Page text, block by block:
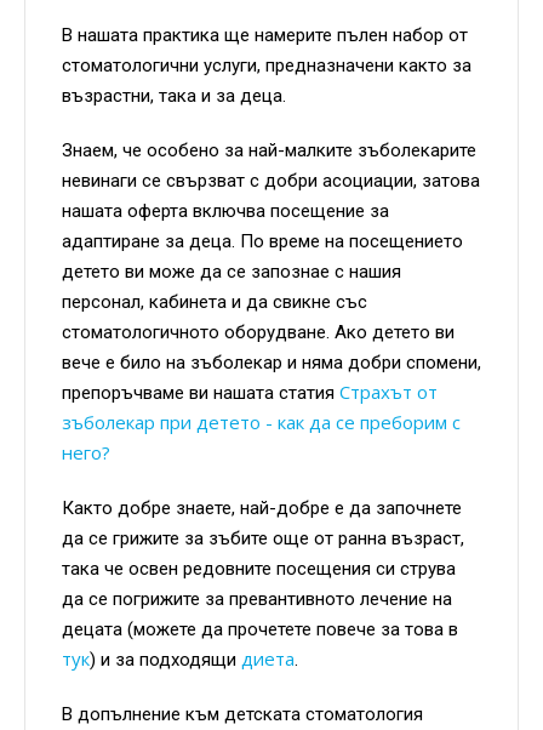
В нашата практика ще намерите пълен набор от
стоматологични услуги, предназначени както за
възрастни, така и за деца.
Знаем, че особено за най-малките зъболекарите
невинаги се свързват с добри асоциации, затова
нашата оферта включва посещение за
адаптиране за деца. По време на посещението
детето ви може да се запознае с нашия
персонал, кабинета и да свикне със
стоматологичното оборудване. Ако детето ви
вече е било на зъболекар и няма добри спомени,
препоръчваме ви нашата статия Страхът от
зъболекар при детето - как да се преборим с
него?
Както добре знаете, най-добре е да започнете
да се грижите за зъбите още от ранна възраст,
така че освен редовните посещения си струва
да се погрижите за превантивното лечение на
децата (можете да прочетете повече за това в
тук) и за подходящи диета.
В допълнение към детската стоматология